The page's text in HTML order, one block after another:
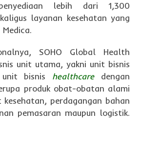
lebih dari 1,300
layanan kesehatan yang
SOHO Global Health
unit utama, yakni unit bisnis
bisnis healthcaredengan
produk obat-obatan alami
perdagangan bahan
pemasaran maupun logistik.